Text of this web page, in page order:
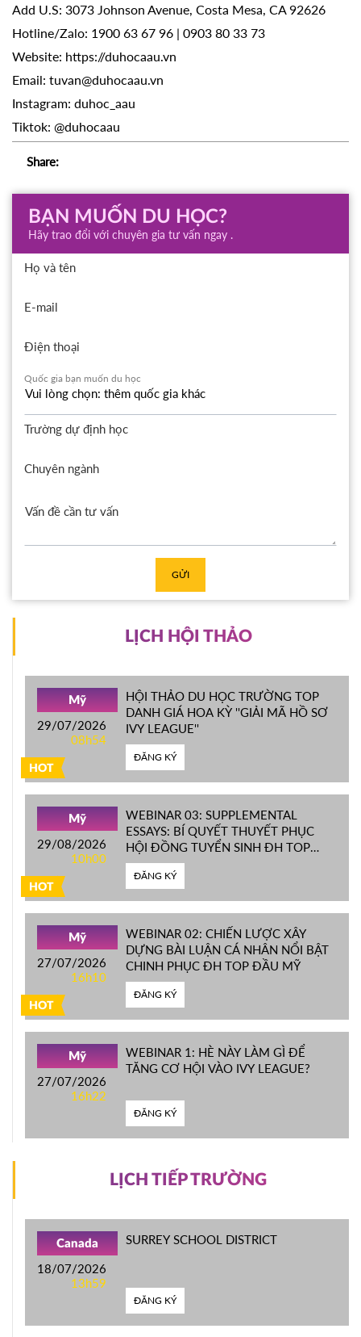
Add U.S: 3073 Johnson Avenue, Costa Mesa, CA 92626
Hotline/Zalo: 1900 63 67 96 | 0903 80 33 73
Website: https://duhocaau.vn
Email: tuvan@duhocaau.vn
Instagram: duhoc_aau
Tiktok: @duhocaau
Share:
BẠN MUỐN DU HỌC?
Hãy trao đổi với chuyên gia tư vấn ngay .
Họ và tên
E-mail
Điện thoại
Quốc gia bạn muốn du học
Trường dự định học
Chuyên ngành
GỬI
LỊCH HỘI THẢO
HOT
Mỹ
29/07/2026
08h54
HỘI THẢO DU HỌC TRƯỜNG TOP
DANH GIÁ HOA KỲ ''GIẢI MÃ HỒ SƠ
IVY LEAGUE''
ĐĂNG KÝ
HOT
Mỹ
29/08/2026
10h00
WEBINAR 03: SUPPLEMENTAL
ESSAYS: BÍ QUYẾT THUYẾT PHỤC
HỘI ĐỒNG TUYỂN SINH ĐH TOP
ĐẦU MỸ
ĐĂNG KÝ
HOT
Mỹ
27/07/2026
16h10
WEBINAR 02: CHIẾN LƯỢC XÂY
DỰNG BÀI LUẬN CÁ NHÂN NỔI BẬT
CHINH PHỤC ĐH TOP ĐẦU MỸ
ĐĂNG KÝ
Mỹ
27/07/2026
16h22
WEBINAR 1: HÈ NÀY LÀM GÌ ĐỂ
TĂNG CƠ HỘI VÀO IVY LEAGUE?
ĐĂNG KÝ
LỊCH TIẾP TRƯỜNG
Canada
18/07/2026
13h59
SURREY SCHOOL DISTRICT
ĐĂNG KÝ